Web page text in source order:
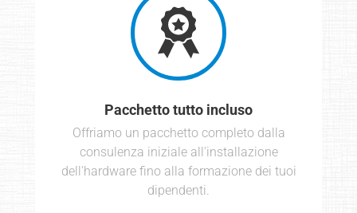
Pacchetto tutto incluso
Offriamo un pacchetto completo dalla
consulenza iniziale all'installazione
dell'hardware fino alla formazione dei tuoi
dipendenti.